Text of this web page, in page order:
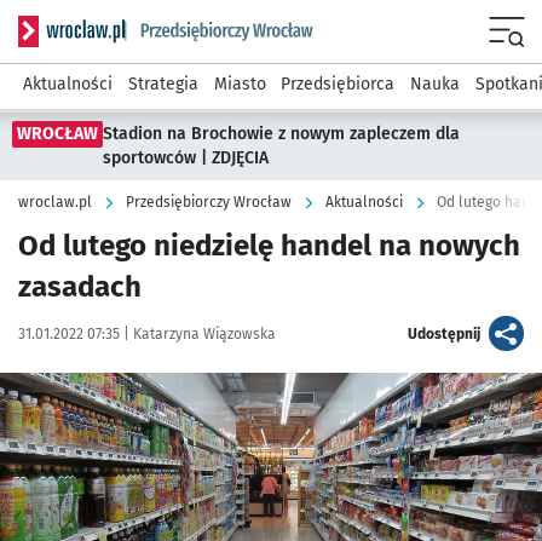
Serwis informacyjny wroclaw.pl podserwis: Strategia
Aktualności Strategia Miasto Przedsiębiorca Nauka
WROCŁAW Stadion na Brochowie z nowym zapleczem dla
sportowców | ZDJĘCIA
wroclaw.pl Przedsiębiorczy Wrocław Aktualności Od lutego
Od lutego niedzielę handel na nowych
zasadach
Data publikacji:
31.01.2022 07:35 | Autor:
Katarzyna Wiązowska Udostępnijartykuł
Kliknij, aby powiększyć